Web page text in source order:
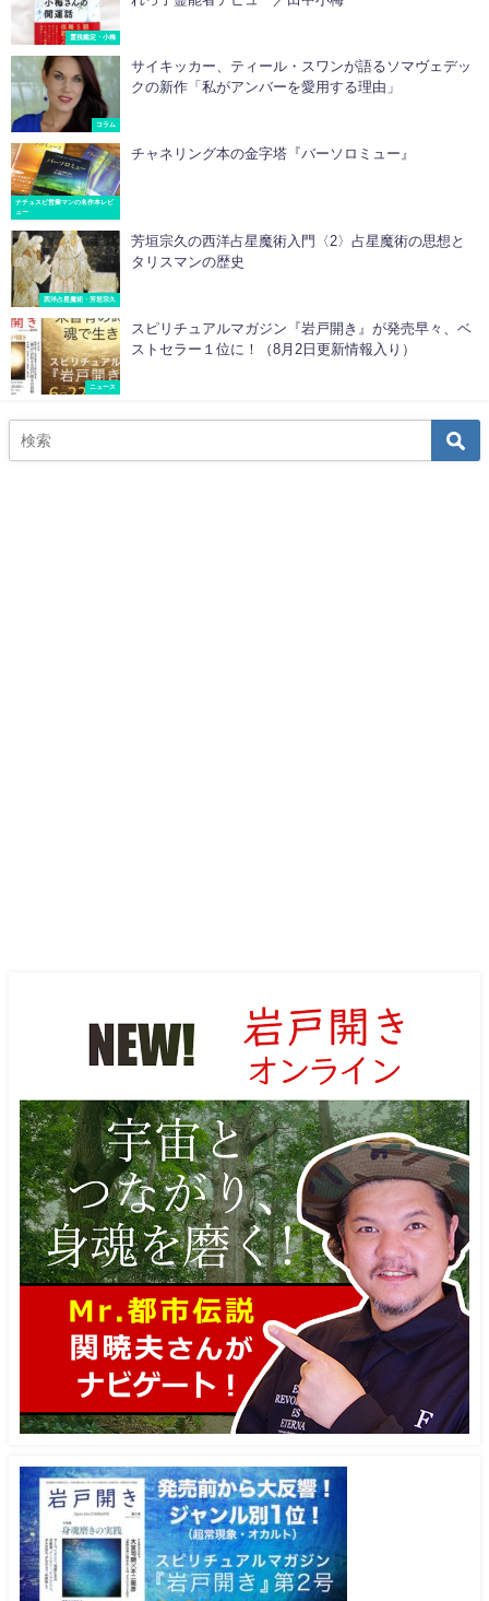
霊視鑑定・小梅
コラム
サイキッカー、ティール・スワンが語るソマヴェデッ
クの新作「私がアンバーを愛用する理由」
ナチュスピ営業マンの名作本レビ
ュー
チャネリング本の金字塔『バーソロミュー』
西洋占星魔術・芳垣宗久
芳垣宗久の西洋占星魔術入門〈2〉占星魔術の思想と
タリスマンの歴史
ニュース
スピリチュアルマガジン『岩戸開き』が発売早々、ベ
ストセラー１位に！（8月2日更新情報入り）